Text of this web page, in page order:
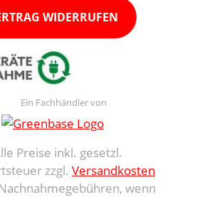
WIDERRUFEN
Ein Fachhändler von
Preise inkl. gesetzl.
zzgl. Versandkosten
wenn